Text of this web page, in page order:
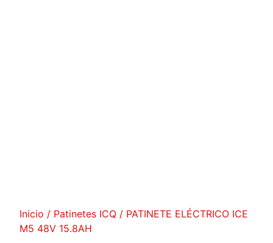
Inicio / Patinetes ICQ / PATINETE ELÉCTRICO ICE
M5 48V 15.8AH